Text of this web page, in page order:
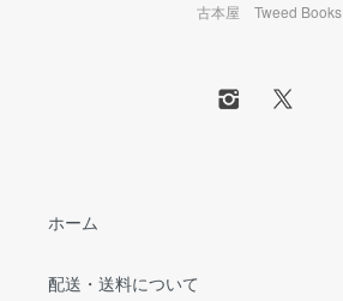
古本屋 Tweed Books
ホーム
配送・送料について